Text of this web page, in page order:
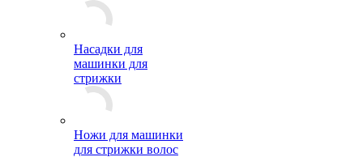
Насадки для
машинки для
стрижки
Ножи для машинки
для стрижки волос